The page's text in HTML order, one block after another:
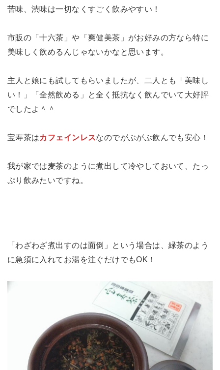
苦味、渋味は一切なくすごく飲みやすい！
市販の「十六茶」や「爽健美茶」がお好みの方なら特に
美味しく飲めるんじゃないかなと思います。
主人と娘にも試してもらいましたが、二人とも「美味し
い！」「全然飲める」と全く抵抗なく飲んでいて大好評
でしたよ＾＾
宝寿茶はカフェインレスなのでがぶがぶ飲んでも安心！
我が家では麦茶のように煮出して冷やしておいて、たっ
ぷり飲みたいですね。
「わざわざ煮出すのは面倒」という場合は、緑茶のよう
に急須に入れてお湯を注ぐだけでもOK！